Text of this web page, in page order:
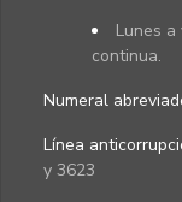
Lunes a
continua.
Numeral
Línea
y 3623